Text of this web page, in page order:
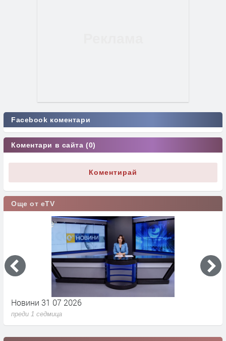
Facebook коментари
Коментари в сайта (0)
Коментирай
Още от eTV
Новини 31 07 2026
преди 1 седмица